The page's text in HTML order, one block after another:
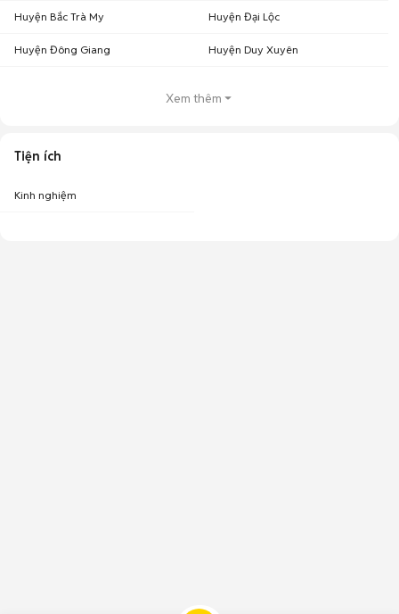
Huyện Bắc Trà My Huyện Đại Lộc
Huyện Đông Giang Huyện Duy Xuyên
Xem thêm
Tiện ích
Kinh nghiệm